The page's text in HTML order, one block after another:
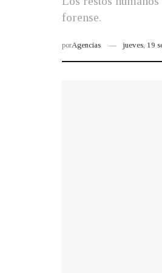
forense.
porAgencias jueves, 19